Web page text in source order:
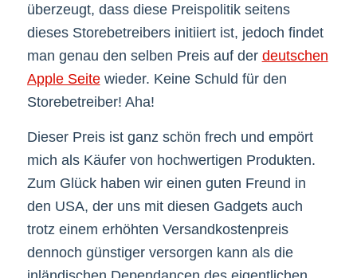
überzeugt, dass diese Preispolitik seitens
dieses Storebetreibers initiiert ist, jedoch findet
man genau den selben Preis auf der deutschen
Apple Seitewieder. Keine Schuld für den
Storebetreiber! Aha!
Dieser Preis ist ganz schön frech und empört
mich als Käufer von hochwertigen Produkten.
Zum Glück haben wir einen guten Freund in
den USA, der uns mit diesen Gadgets auch
trotz einem erhöhten Versandkostenpreis
dennoch günstiger versorgen kann als die